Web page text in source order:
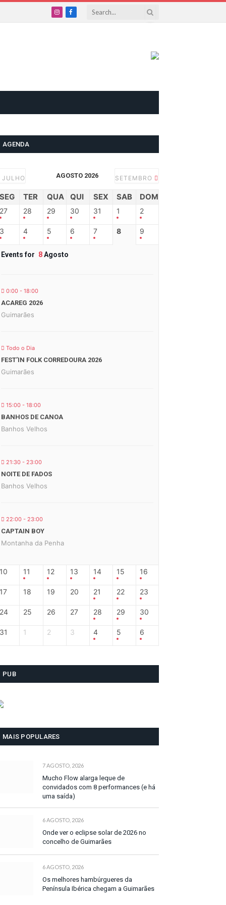
InstagramFacebook
AGENDA
JULHO AGOSTO 2026 SETEMBRO
SEG TER QUA QUI SEX SAB DOM
27 28 29 30 31 1 2
3 4 5 6 7 8 9
Events for 8Agosto
0:00 - 18:00
ACAREG 2026
Guimarães
Todo o Dia
FEST’IN FOLK CORREDOURA 2026
Guimarães
15:00 - 18:00
BANHOS DE CANOA
Banhos Velhos
21:30 - 23:00
NOITE DE FADOS
Banhos Velhos
22:00 - 23:00
CAPTAIN BOY
Montanha da Penha
10 11 12 13 14 15 16
17 18 19 20 21 22 23
24 25 26 27 28 29 30
31 1 2 3 4 5 6
PUB
MAIS POPULARES
7 AGOSTO, 2026
Mucho Flow alarga leque de
convidados com 8 performances (e há
uma saída)
6 AGOSTO, 2026
Onde ver o eclipse solar de 2026 no
concelho de Guimarães
6 AGOSTO, 2026
Os melhores hambúrgueres da
Península Ibérica chegam a Guimarães